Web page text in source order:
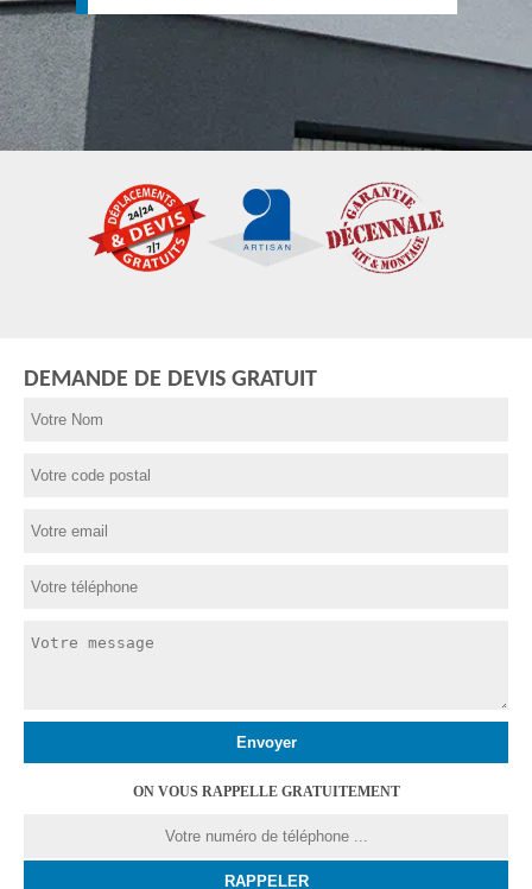
DEMANDE DE DEVIS GRATUIT
ON VOUS RAPPELLE GRATUITEMENT